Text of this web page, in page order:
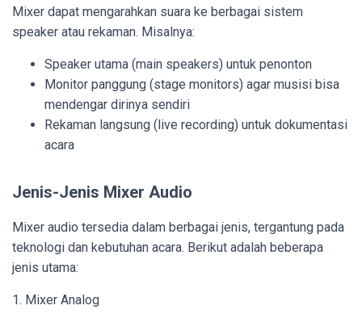
Mixer dapat mengarahkan suara ke berbagai sistem
speaker atau rekaman. Misalnya:
Speaker utama (main speakers) untuk penonton
Monitor panggung (stage monitors) agar musisi bisa
mendengar dirinya sendiri
Rekaman langsung (live recording) untuk dokumentasi
acara
Jenis-Jenis Mixer Audio
Mixer audio tersedia dalam berbagai jenis, tergantung pada
teknologi dan kebutuhan acara. Berikut adalah beberapa
jenis utama:
1. Mixer Analog